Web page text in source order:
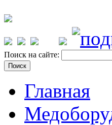
Поиск на сайте:
Главная